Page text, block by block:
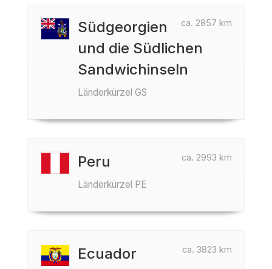
ca. 2857 km
Südgeorgien
und die Südlichen
Sandwichinseln
Länderkürzel GS
ca. 2993 km
Peru
Länderkürzel PE
ca. 3823 km
Ecuador